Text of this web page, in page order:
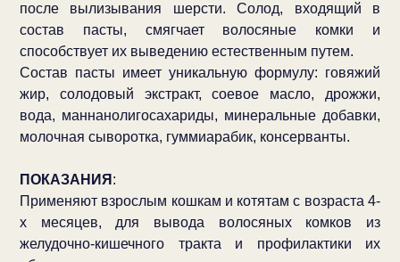
после вылизывания шерсти. Солод, входящий в
состав пасты, смягчает волосяные комки и
способствует их выведению естественным путем.
Состав пасты имеет уникальную формулу: говяжий
жир, солодовый экстракт, соевое масло, дрожжи,
вода, маннанолигосахариды, минеральные добавки,
молочная сыворотка, гуммиарабик, консерванты.
ПОКАЗАНИЯ :
Применяют взрослым кошкам и котятам с возраста 4-
х месяцев, для вывода волосяных комков из
желудочно-кишечного тракта и профилактики их